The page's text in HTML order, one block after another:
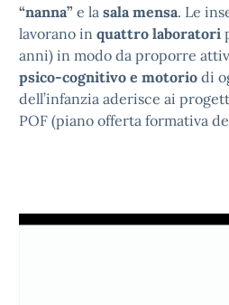
“nanna” e la sala mensa. Le
lavorano in quattro laboratori
anni) in modo da proporre
psico-cognitivo e motorio di
dell’infanzia aderisce ai
POF (piano offerta formativa